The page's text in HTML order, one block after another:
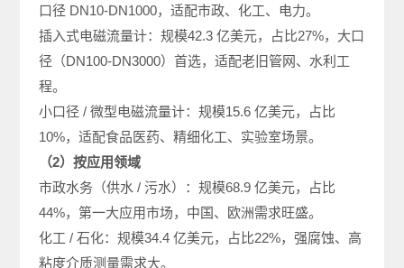
口径 DN10-DN1000，适配市政、化工、电力。
插入式电磁流量计：规模42.3 亿美元，占比27%，大口
径（DN100-DN3000）首选，适配老旧管网、水利工
程。
小口径 / 微型电磁流量计：规模15.6 亿美元，占比
10%，适配食品医药、精细化工、实验室场景。
（2）按应用领域
市政水务（供水 / 污水）：规模68.9 亿美元，占比
44%，第一大应用市场，中国、欧洲需求旺盛。
化工 / 石化：规模34.4 亿美元，占比22%，强腐蚀、高
粘度介质测量需求大。